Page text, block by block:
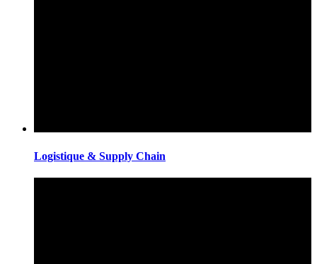
Logistique & Supply Chain